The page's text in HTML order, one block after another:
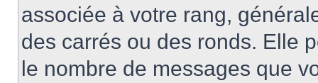
associée à votre rang,
des carrés ou des ronds. Elle
le nombre de messages que